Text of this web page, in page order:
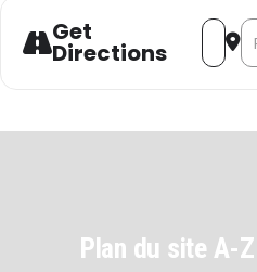
Get
Directions
Plan du site A-Z